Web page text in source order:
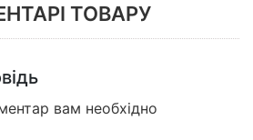
ТОВАРУ
вам необхідно